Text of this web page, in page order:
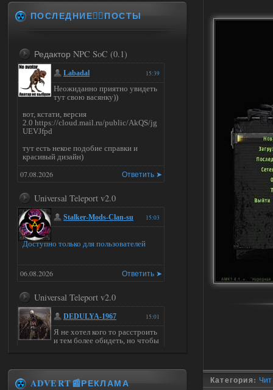
Категория:
ПОСЛЕДНИЕ✍🏻ПОСТЫ
Редактор NPC SoC (0.1)
15:39
Labadal
Неожиданно приятно увидеть
тут свою васянку))
вот, кстати, версия
2.0 https://cloud.mail.ru/public/AkQS/jg
UEVJfpd
тут есть некое подобие справки и
красивый дизайн)
Ответить ➤
07.08.2026
Universal Teleport v2.0
15:03
Stalker-Mods-Clan-su
Доступно только для пользователей
Ответить ➤
06.08.2026
Universal Teleport v2.0
15:01
DEDULYA-1967
Я не хотел кого то расстроить
и тем более обидеть, но чтобы
Ответить ➤
06.08.2026
ADVERT📰РЕКЛАМА